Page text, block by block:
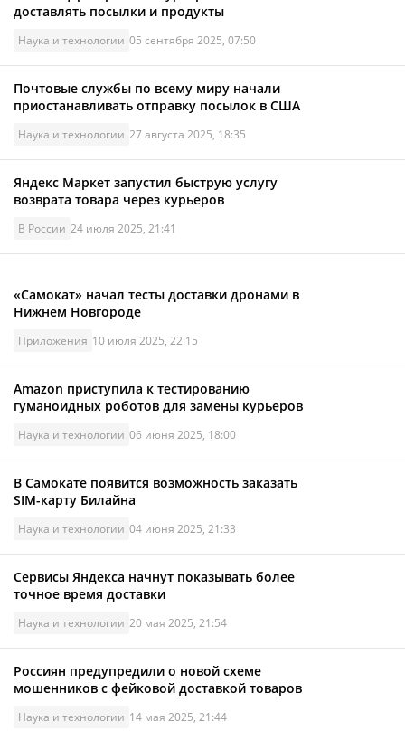
доставлять посылки и продукты
Наука и технологии 05 сентября 2025, 07:50
Почтовые службы по всему миру начали
приостанавливать отправку посылок в США
Наука и технологии 27 августа 2025, 18:35
Яндекс Маркет запустил быструю услугу
возврата товара через курьеров
В России 24 июля 2025, 21:41
«Самокат» начал тесты доставки дронами в
Нижнем Новгороде
Приложения 10 июля 2025, 22:15
Amazon приступила к тестированию
гуманоидных роботов для замены курьеров
Наука и технологии 06 июня 2025, 18:00
В Самокате появится возможность заказать
SIM-карту Билайна
Наука и технологии 04 июня 2025, 21:33
Сервисы Яндекса начнут показывать более
точное время доставки
Наука и технологии 20 мая 2025, 21:54
Россиян предупредили о новой схеме
мошенников с фейковой доставкой товаров
Наука и технологии 14 мая 2025, 21:44